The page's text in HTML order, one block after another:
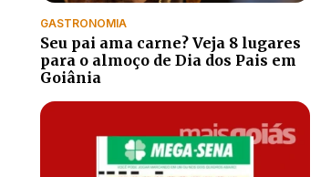
GASTRONOMIA
Seu pai ama carne? Veja 8 lugares
para o almoço de Dia dos Pais em
Goiânia